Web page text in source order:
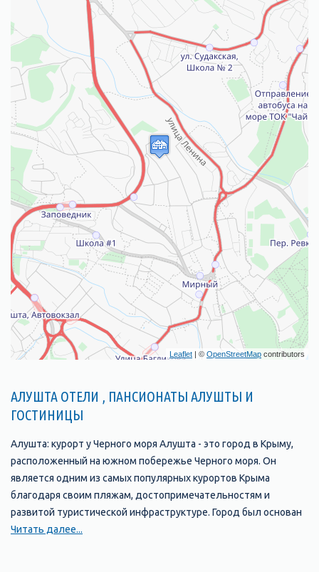
Leaflet | © OpenStreetMap contributors
АЛУШТА ОТЕЛИ , ПАНСИОНАТЫ АЛУШТЫ И
ГОСТИНИЦЫ
Алушта: курорт у Черного моря Алушта - это город в Крыму,
расположенный на южном побережье Черного моря. Он
является одним из самых популярных курортов Крыма
благодаря своим пляжам, достопримечательностям и
развитой туристической инфраструктуре. Город был основан
в 1837 году и с тех пор стал одним из главных туристических
Читать далее...